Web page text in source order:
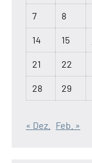
7 8
14 15
21 22
28 29
« Dez. Feb. »